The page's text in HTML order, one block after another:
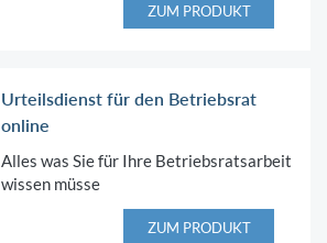
ZUM PRODUKT
Urteilsdienst für den Betriebsrat
online
Alles was Sie für Ihre Betriebsratsarbeit
wissen müsse
ZUM PRODUKT